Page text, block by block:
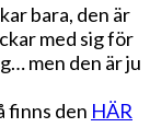
bara, den är
med sig för
men den är ju
finns den HÄR